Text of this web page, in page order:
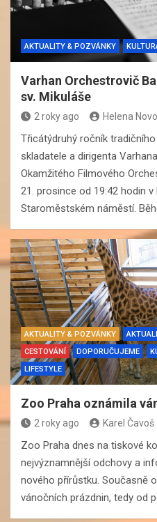
AKTUALITY & POZVÁNKY
Varhan Orchestrovič
sv. Mikuláše
2 roky ago Helena
Třicátýdruhý ročník
skladatele a dirigenta
Okamžitého Filmového
21. prosince od 19:42 hodin
Staroměstském náměstí.
AKTUALITY & POZVÁNKY
CESTOVÁNÍ
DOPORUČUJEME
LIFESTYLE
Zoo Praha oznámila
2 roky ago Karel Čavoš
Zoo Praha dnes na tiskové
nejvýznamnější odchovy a
nového přírůstku. Současně
vánočních prázdnin, tedy od